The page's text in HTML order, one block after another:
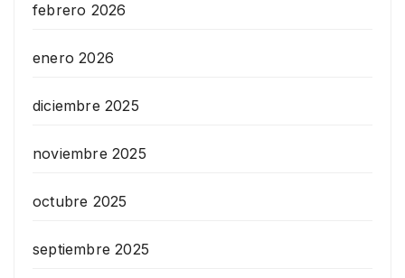
febrero 2026
enero 2026
diciembre 2025
noviembre 2025
octubre 2025
septiembre 2025